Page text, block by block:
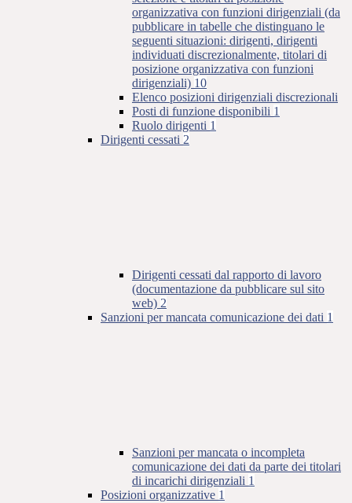
organizzativa con funzioni dirigenziali (da
pubblicare in tabelle che distinguano le
seguenti situazioni: dirigenti, dirigenti
individuati discrezionalmente, titolari di
posizione organizzativa con funzioni
dirigenziali) 10
Elenco posizioni dirigenziali discrezionali
Posti di funzione disponibili 1
Ruolo dirigenti 1
Dirigenti cessati 2
Dirigenti cessati dal rapporto di lavoro
(documentazione da pubblicare sul sito
web) 2
Sanzioni per mancata comunicazione dei dati 1
Sanzioni per mancata o incompleta
comunicazione dei dati da parte dei titolari
di incarichi dirigenziali 1
Posizioni organizzative 1